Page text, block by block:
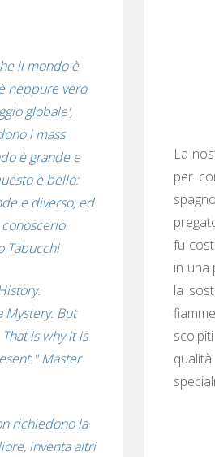
La
per
fu
in una
la
il mondo è
neppure vero
globale',
i mass
è grande e
è bello:
e diverso, ed
Tabucchi
Mystery. But
is why it is
Master
richiedono la
inventa altri